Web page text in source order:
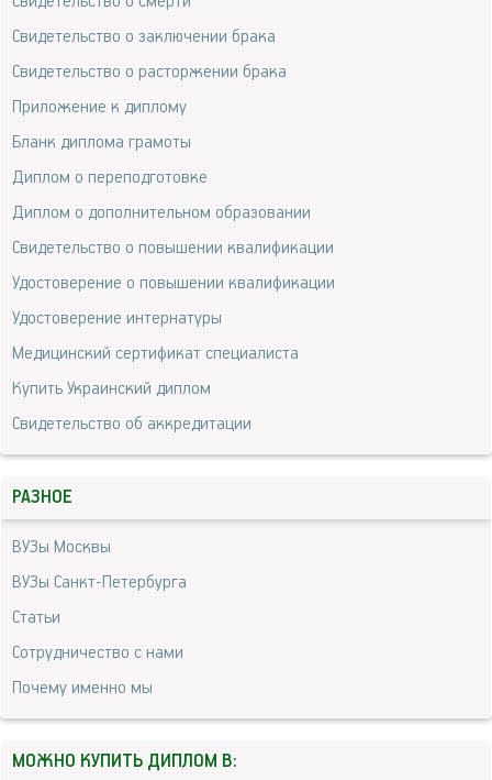
Свидетельство о заключении брака
Свидетельство о расторжении брака
Приложение к диплому
Бланк диплома грамоты
Диплом о переподготовке
Диплом о дополнительном образовании
Свидетельство о повышении квалификации
Удостоверение о повышении квалификации
Удостоверение интернатуры
Медицинский сертификат специалиста
Купить Украинский диплом
Свидетельство об аккредитации
РАЗНОЕ
ВУЗы Москвы
ВУЗы Санкт-Петербурга
Статьи
Сотрудничество с нами
Почему именно мы
МОЖНО КУПИТЬ ДИПЛОМ В: